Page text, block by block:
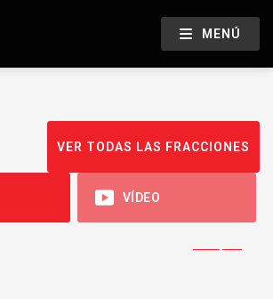
MENÚ
VER TODAS LAS FRACCIONES
VÍDEO